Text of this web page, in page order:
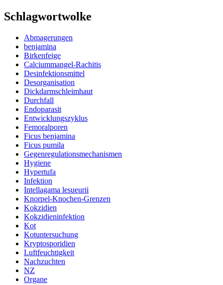
Schlagwortwolke
Abmagerungen
benjamina
Birkenfeige
Calciummangel-Rachitis
Desinfektionsmittel
Desorganisation
Dickdarmschleimhaut
Durchfall
Endoparasit
Entwicklungszyklus
Femoralporen
Ficus benjamina
Ficus pumila
Gegenregulationsmechanismen
Hygiene
Hypertufa
Infektion
Intellagama lesueurii
Knorpel-Knochen-Grenzen
Kokzidien
Kokzidieninfektion
Kot
Kotuntersuchung
Kryptosporidien
Luftfeuchtigkeit
Nachzuchten
NZ
Organe